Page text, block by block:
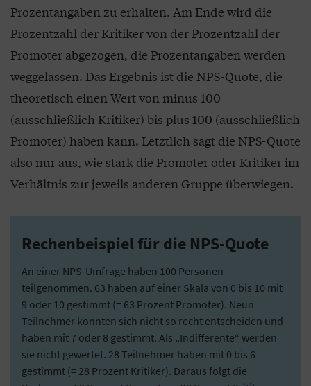
Prozentangaben zu erhalten. Am Ende wird die
Prozentzahl der Kritiker von der Prozentzahl der
Promoter abgezogen, die Prozentangaben werden
weggelassen. Das Ergebnis ist die NPS-Quote, die
theoretisch einen Wert von minus 100
(ausschließlich Kritiker) bis plus 100 (ausschließlich
Promoter) haben kann. Letztlich sagt die NPS-Quote
also nur aus, wie stark die Promoter oder Kritiker im
Verhältnis zur jeweils anderen Gruppe überwiegen.
Rechenbeispiel für die NPS-Quote
An einer NPS-Umfrage haben 100 Personen
teilgenommen. 63 haben auf einer Skala von 0 bis 10 mit
9 oder 10 gestimmt (= 63 Prozent Promoter). Neun
Teilnehmer konnten sich nicht so recht entscheiden und
haben mit 7 oder 8 gestimmt. Als „Indifferente“ werden
sie nicht gewertet. 28 Teilnehmer haben mit 0 bis 6
gestimmt (= 28 Prozent Kritiker). Daraus folgt die